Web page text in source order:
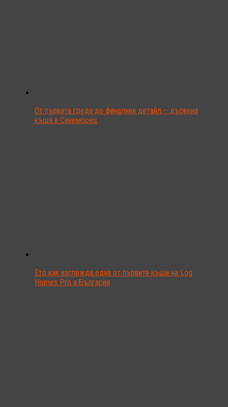
От първата греда до финалния детайл – дървена
къща в Синеморец
Ето как изглежда една от първите къщи на Log
Homes Pro в България